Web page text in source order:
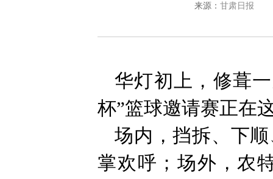
来源： 甘肃日报
华灯初上，修葺
杯”篮球邀请赛正在
场内，挡拆、下
掌欢呼；场外，农